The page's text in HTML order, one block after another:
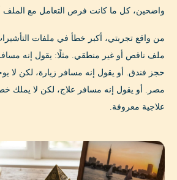
واضحين، كل ما كانت فرص التعامل مع الملف
من واقع تجربتي، أكبر خطأ في ملفات
ملف ناقص أو غير منطقي. مثلًا: يقول إنه
حجز فندق. أو يقول إنه مسافر زيارة، لكن لا
مصر. أو يقول إنه مسافر علاج، لكن لا يملك
علاجية معروفة.